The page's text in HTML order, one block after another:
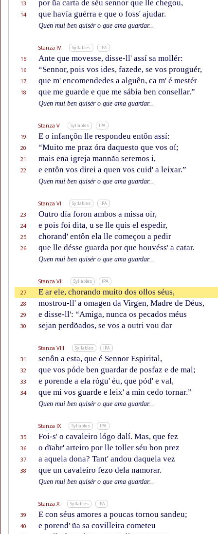
13 por ũa carta de séu sennor que lle chegou,
14 que havía guérra e que o foss' ajudar.
Quen mui ben quisér o que ama guardar...
Stanza IV Syllables IPA
15 Ante que movesse, disse-ll' assí sa mollér:
16 “Sennor, pois vos ides, fazede, se vos prouguér,
17 que m' encomendedes a alguên, ca m' é mestér
18 que me guarde e que me sábia ben consellar.”
Quen mui ben quisér o que ama guardar...
Stanza V Syllables IPA
19 E o infançôn lle respondeu entôn assí:
20 “Muito me praz óra daquesto que vos oí;
21 mais ena igreja mannãa seremos i,
22 e entôn vos direi a quen vos cuid' a leixar.”
Quen mui ben quisér o que ama guardar...
Stanza VI Syllables IPA
23 Outro día foron ambos a missa oír,
24 e pois foi dita, u se lle quis el espedir,
25 chorand' entôn ela lle começou a pedir
26 que lle désse guarda por que houvéss' a catar.
Quen mui ben quisér o que ama guardar...
Stanza VII Syllables IPA
27 E ar ele, chorando muito dos ollos séus,
28 mostrou-ll' a omagen da Virgen, Madre de Déus,
29 e disse-ll': “Amiga, nunca os pecados méus
30 sejan perdõados, se vos a outri vou dar
Stanza VIII Syllables IPA
31 senôn a esta, que é Sennor Espirital,
32 que vos póde ben guardar de posfaz e de mal;
33 e porende a ela rógu' éu, que pód' e val,
34 que mi vos guarde e leix' a min cedo tornar.”
Quen mui ben quisér o que ama guardar...
Stanza IX Syllables IPA
35 Foi-s' o cavaleiro lógo dalí. Mas, que fez
36 o dïabr' arteiro por lle toller séu bon prez
37 a aquela dona? Tant' andou daquela vez
38 que un cavaleiro fezo dela namorar.
Quen mui ben quisér o que ama guardar...
Stanza X Syllables IPA
39 E con séus amores a poucas tornou sandeu;
40 e porend' ũa sa covilleira cometeu